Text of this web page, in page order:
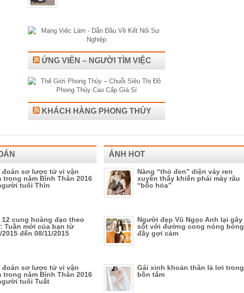
ỨNG VIÊN – NGƯỜI TÌM VIỆC
KHÁCH HÀNG PHONG THỦY
đoán sơ lược tử vi vận
trong năm Bính Thân 2016
tuổi Thìn
cung hoàng đạo theo
Tuần mới của bạn từ
2015 đến 08/11/2015
đoán sơ lược tử vi vận
trong năm Bính Thân 2016
tuổi Tuất
ẢNH HOT
Nàng “thỏ đen” diện váy ren
xuyên thấy khiến phái mày râu
“bốc hỏa”
Người đẹp Vũ Ngọc Anh lại gây
sốt với đường cong nóng bỏng
đầy gợi cảm
Gái xinh khoản thân lả lơi trong
bồn tắm